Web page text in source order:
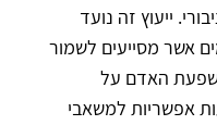
ייעוץ זה נועד
מסייעים לשמור
האדם על
אפשריות למשאבי